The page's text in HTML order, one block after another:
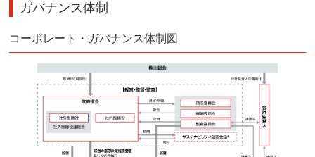
ガバナンス体制
コーポレート・ガバナンス体制図